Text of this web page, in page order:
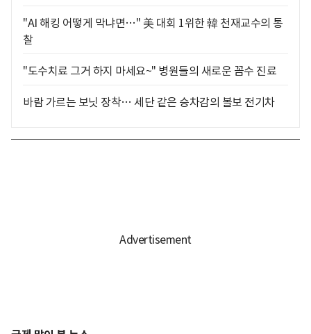
"AI 해킹 어떻게 막냐면…" 美 대회 1위한 韓 천재교수의 통
찰
"도수치료 그거 하지 마세요~" 병원들의 새로운 꼼수 진료
바람 가르는 보닛 장착… 세단 같은 승차감의 볼보 전기차